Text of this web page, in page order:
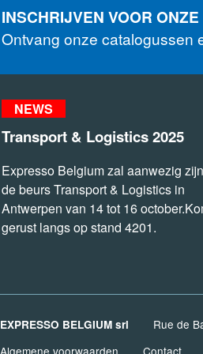
INSCHRIJVEN VOOR
Ontvang onze catalogussen
NEWS
Transport & Logistics 2025
Expresso Belgium zal aanwezig
de beurs Transport & Logistics in
Antwerpen van 14 tot 16
gerust langs op stand 4201.
EXPRESSO BELGIUM srl Rue de
Algemene voorwaarden
Contact